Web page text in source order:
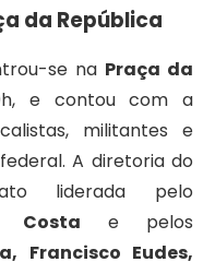
da República
se na Praça da
e contou com a
militantes e
A diretoria do
liderada pelo
Costa e pelos
Francisco Eudes,